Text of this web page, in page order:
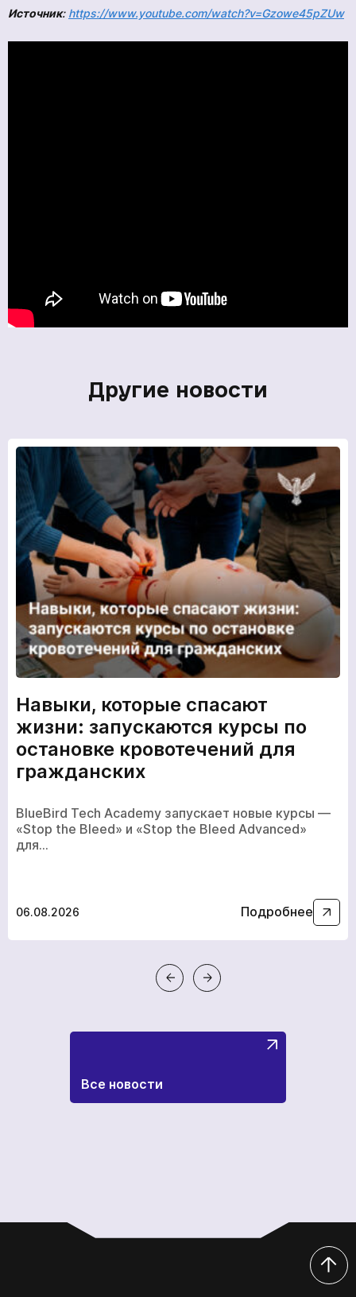
Источник: https://www.youtube.com/watch?v=Gzowe45pZUw
Другие новости
Навыки, которые спасают
жизни: запускаются курсы по
остановке кровотечений для
гражданских
BlueBird Tech Academy запускает новые курсы —
«Stop the Bleed» и «Stop the Bleed Advanced»
для…
06.08.2026 Подробнее
Все новости
Чтобы не ждать, вы можете связаться с нами, нажав